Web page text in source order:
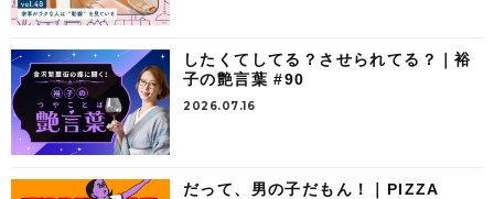
したくてしてる？させられてる？｜裕
子の艶言葉 #90
2026.07.16
だって、男の子だもん！｜PIZZA